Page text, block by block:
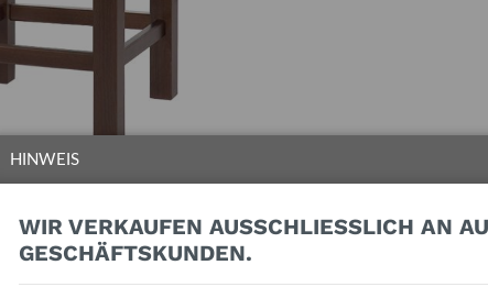
HINWEIS
WIR VERKAUFEN AUSSCHLIESSLICH AN
ESCHÄFTSKUNDEN.